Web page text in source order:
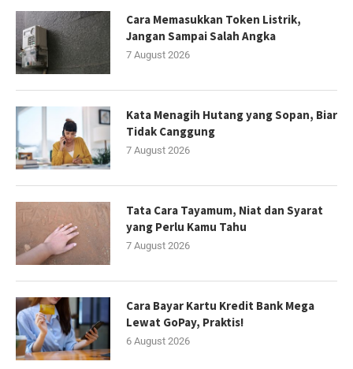
Cara Memasukkan Token Listrik,
Jangan Sampai Salah Angka
7 August 2026
Kata Menagih Hutang yang Sopan, Biar
Tidak Canggung
7 August 2026
Tata Cara Tayamum, Niat dan Syarat
yang Perlu Kamu Tahu
7 August 2026
Cara Bayar Kartu Kredit Bank Mega
Lewat GoPay, Praktis!
6 August 2026